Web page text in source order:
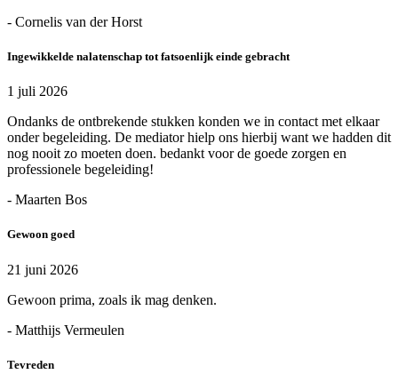
- Cornelis van der Horst
Ingewikkelde nalatenschap tot fatsoenlijk einde gebracht
1 juli 2026
Ondanks de ontbrekende stukken konden we in contact met elkaar
onder begeleiding. De mediator hielp ons hierbij want we hadden dit
nog nooit zo moeten doen. bedankt voor de goede zorgen en
professionele begeleiding!
- Maarten Bos
Gewoon goed
21 juni 2026
Gewoon prima, zoals ik mag denken.
- Matthijs Vermeulen
Tevreden